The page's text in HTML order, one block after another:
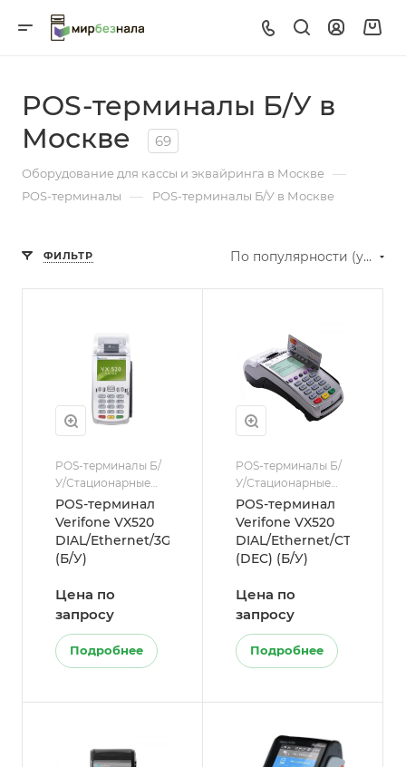
POS-терминалы Б/У в
Москве
69
Оборудование для кассы и эквайринга в Москве —
POS-терминалы — POS-терминалы Б/У в Москве
ФИЛЬТР По популярности (убывание)
POS-терминалы Б/
У/Стационарные
POS-терминалы (от
сети 220В)
POS-терминал
Verifone VX520
DIAL/Ethernet/3G/CTLS
(Б/У)
Цена по
запросу
Подробнее
POS-терминалы Б/
У/Стационарные
POS-терминалы (от
сети 220В)
POS-терминал
Verifone VX520
DIAL/Ethernet/CTLS
(DEC) (Б/У)
Цена по
запросу
Подробнее